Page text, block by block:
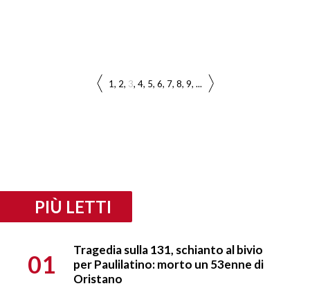
1 2 3 4 5 6 7 8 9 ...
PIÙ LETTI
01
Tragedia sulla 131, schianto al bivio
per Paulilatino: morto un 53enne di
Oristano